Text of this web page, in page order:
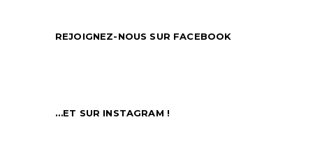
REJOIGNEZ-NOUS SUR FACEBOOK
…ET SUR INSTAGRAM !